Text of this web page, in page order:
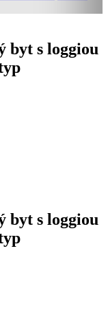
byt s loggiou
byt s loggiou